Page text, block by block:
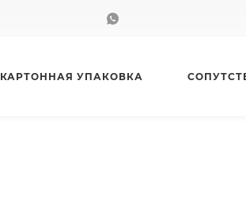
КАРТОННАЯ УПАКОВКА